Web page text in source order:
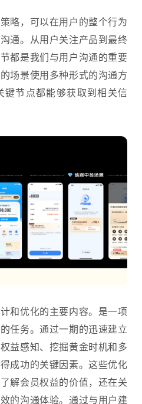
略，可以在用户的整个行为
通。从用户关注产品到最终
都是我们与用户沟通的重要
场景使用多种形式的沟通方
键节点都能够获取到相关信
和优化的主要内容。是一项
任务。通过一期的迅速建立
益感知、挖掘黄金时机和多
成功的关键因素。这些优化
解会员权益的价值，还在关
的沟通体验。通过与用户建